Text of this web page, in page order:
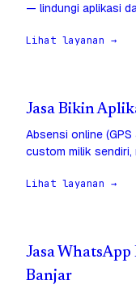
— lindungi aplikasi
Lihat layanan →
Jasa Bikin
Absensi online
custom milik sendiri,
Lihat layanan →
Jasa WhatsApp
Banjar